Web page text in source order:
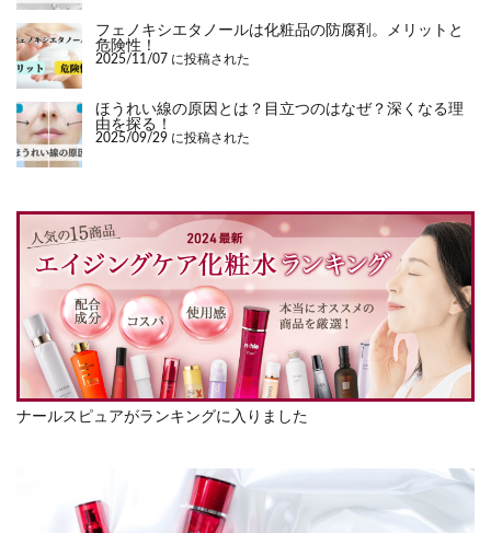
フェノキシエタノールは化粧品の防腐剤。メリットと
危険性！
2025/11/07 に投稿された
ほうれい線の原因とは？目立つのはなぜ？深くなる理
由を探る！
2025/09/29 に投稿された
ナールスピュアがランキングに入りました